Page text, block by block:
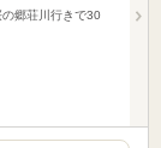
郷荘川行きで30